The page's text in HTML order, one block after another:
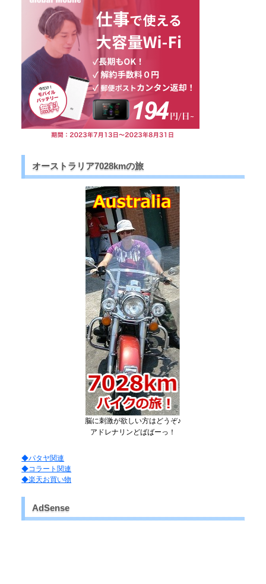
オーストラリア7028kmの旅
脳に刺激が欲しい方はどうぞ♪
アドレナリンどばばーっ！
◆パタヤ関連
◆コラート関連
◆楽天お買い物
AdSense